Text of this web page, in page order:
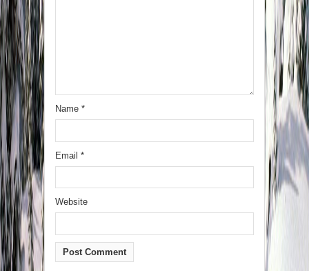
Name *
Email *
Website